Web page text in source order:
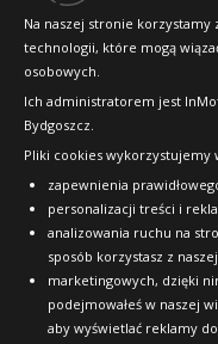
Na naszej stronie
technologii, które mogą
osobowych.
Ich administratorem jest
Bydgoszcz.
Pliki cookies wykorzystujemy
zapewnienia
personalizacji treści i
analizowania ruchu na
sposób korzystasz z
marketingowych, dzięki
podejmowałeś w naszej
aby wyświetlać reklamy
Raty
FAQ
OFICJALNY